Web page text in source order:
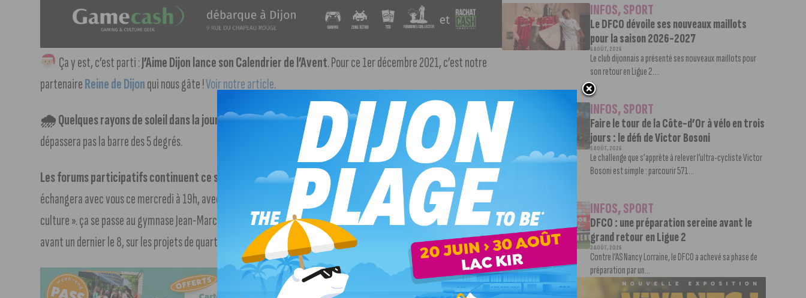
Ça y est, c’est parti :J’Aime Dijon lance son Calendrier de l’Avent. Pour ce 1er décembre 2021, c’est notre
partenaireReine de Dijonqui nous gâte !Voir notre article.
🌧 Quelques rayons de soleil dans la journée mais ce sera pluvieux dans l’ensemble. Le thermomètre ne
dépassera pas la barre des 5 degrés.
Les forums participatifs continuent ce soir à Dijon. La première adjointe au maire Nathalie Koenders
échangera avec vous ce mercredi à 19h, avec comme thème, « apprendre, découvrir, bouger avec le sport et la
culture ». ça se passe au gymnase Jean-Marc Boivin. Un autre forum aura lieu le 7 décembre, sur la citoyenneté,
avant un dernier le 8, sur les projets de quartier.
INFOS,SPORT
Le DFCO dévoile ses nouveaux maillots
pour la saison 2026-2027
6 AOÛT, 2026
Le club dijonnais a présenté ses nouveaux maillots pour
son retour en Ligue 2....
INFOS,SPORT
Faire le tour de la Côte-d’Or à vélo en trois
jours : le défi de Victor Bosoni
5 AOÛT, 2026
Le challenge que s’apprête à relever l’ultra-cycliste Victor
Bosoni est simple : parcourir 571...
INFOS,SPORT
DFCO : une préparation sereine avant le
grand retour en Ligue 2
3 AOÛT, 2026
Contre l’AS Nancy Lorraine, le DFCO a achevé sa phase de
préparation par un...